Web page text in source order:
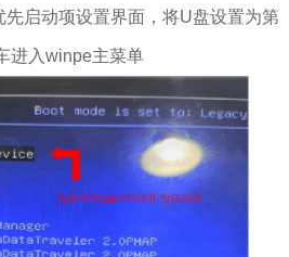
启动项设置界面，将U盘设置为第
进入winpe主菜单